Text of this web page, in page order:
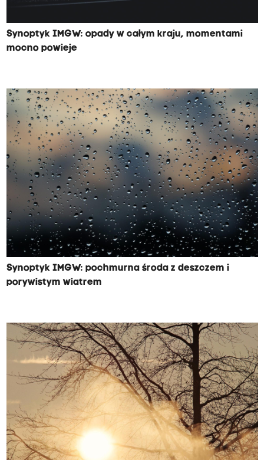
Synoptyk IMGW: opady w całym kraju, momentami
mocno powieje
Synoptyk IMGW: pochmurna środa z deszczem i
porywistym wiatrem